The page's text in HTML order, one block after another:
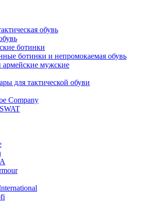
обувь
ботинки
ботинки и непромокаемая обувь
армейские мужские
для тактической обуви
Company